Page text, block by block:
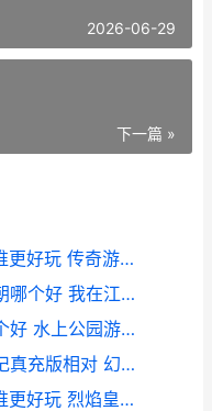
2026-06-29
下一篇 »
180游龙传奇和无赦单职业BT谁更好玩 传奇游龙战刃
我在江湖之一代霸神和剑鸣今朝哪个好 我在江湖gm
公主水上乐园和死神上班啦哪个好 水上公园游乐场
幻剑录九游客户端和少年西游记真充版相对 幻剑中文
烈焰皇朝光柱版和弑魂Online谁更好玩 烈焰皇朝爆10万真充